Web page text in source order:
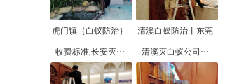
虎门镇｛白蚁防治｝
收费标准,长安灭···
清溪白蚁防治丨东莞
清溪灭白蚁公司···